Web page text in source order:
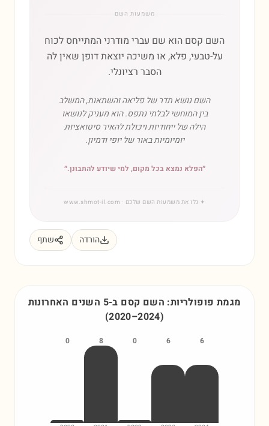
משמעות השם
השם קסם הוא שם עברי מודרני המתייחס לכוח
על-טבעי, פלא, או משיכה יוצאת דופן שאין לה
הסבר רציונלי.
השם נושא תדר של פליאה והשתאות, המשלב
בין המוחשי לבלתי נתפס. הוא מעניק לנושאו
הילה של ייחודיות ויכולת להאיר סיטואציות
יומיומיות באור של יופי ודמיון.
״הפלא נמצא בכל מקום, למי שיודע להתבונן.״
✦ גלו את משמעות השם שלכם · www.shmot-il.com
הורדה שתף
מגמת פופולריות: השם קסם ב-5 השנים האחרונות
(2020–2024)
6
6
0
8
0